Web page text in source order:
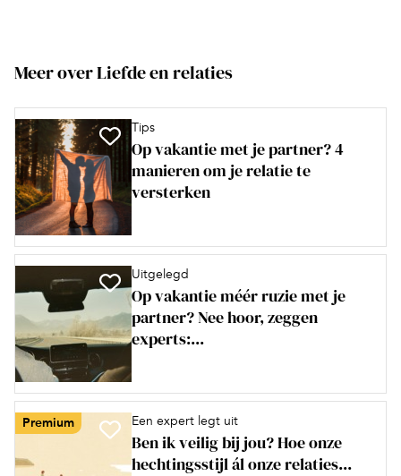
Meer over Liefde en relaties
Tips
Op vakantie met je partner? 4
manieren om je relatie te
versterken
Uitgelegd
Op vakantie méér ruzie met je
partner? Nee hoor, zeggen
experts:...
Premium Een expert legt uit
Ben ik veilig bij jou? Hoe onze
hechtingsstijl ál onze relaties...